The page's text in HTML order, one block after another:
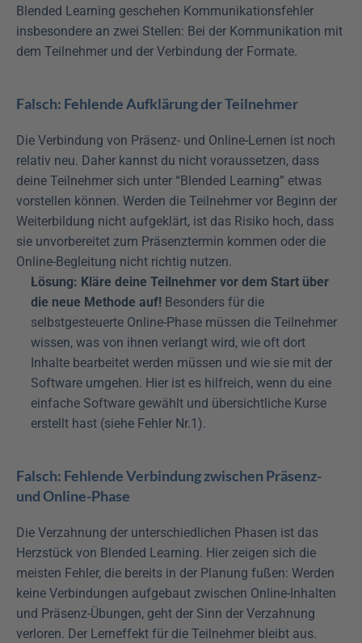
Blended Learning geschehen Kommunikationsfehler
insbesondere an zwei Stellen: Bei der Kommunikation mit
dem Teilnehmer und der Verbindung der Formate.
Falsch: Fehlende Aufklärung der Teilnehmer
Die Verbindung von Präsenz- und Online-Lernen ist noch
relativ neu. Daher kannst du nicht voraussetzen, dass
deine Teilnehmer sich unter “Blended Learning” etwas
vorstellen können. Werden die Teilnehmer vor Beginn der
Weiterbildung nicht aufgeklärt, ist das Risiko hoch, dass
sie unvorbereitet zum Präsenztermin kommen oder die
Online-Begleitung nicht richtig nutzen.
Lösung: Kläre deine Teilnehmer vor dem Start über
die neue Methode auf! Besonders für die
selbstgesteuerte Online-Phase müssen die Teilnehmer
wissen, was von ihnen verlangt wird, wie oft dort
Inhalte bearbeitet werden müssen und wie sie mit der
Software umgehen. Hier ist es hilfreich, wenn du eine
einfache Software gewählt und übersichtliche Kurse
erstellt hast (siehe Fehler Nr.1).
Falsch: Fehlende Verbindung zwischen Präsenz-
und Online-Phase
Die Verzahnung der unterschiedlichen Phasen ist das
Herzstück von Blended Learning. Hier zeigen sich die
meisten Fehler, die bereits in der Planung fußen: Werden
keine Verbindungen aufgebaut zwischen Online-Inhalten
und Präsenz-Übungen, geht der Sinn der Verzahnung
verloren. Der Lerneffekt für die Teilnehmer bleibt aus.